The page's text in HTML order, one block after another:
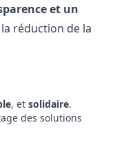
et un
réduction de la
, et solidaire.
des solutions